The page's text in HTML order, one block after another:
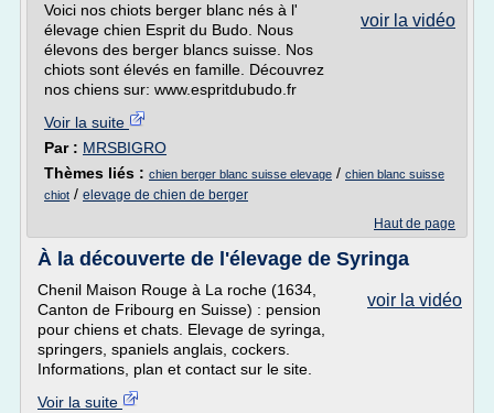
voir la vidéo
Voici nos chiots berger blanc nés à l'
élevage chien Esprit du Budo. Nous
élevons des berger blancs suisse. Nos
chiots sont élevés en famille. Découvrez
nos chiens sur: www.espritdubudo.fr
Voir la suite
Par : MRSBIGRO
Thèmes liés : chien berger blanc suisse elevage / chien blanc suisse
chiot / elevage de chien de berger
Haut de page
À la découverte de l'élevage de Syringa
voir la vidéo
Chenil Maison Rouge à La roche (1634,
Canton de Fribourg en Suisse) : pension
pour chiens et chats. Elevage de syringa,
springers, spaniels anglais, cockers.
Informations, plan et contact sur le site.
Voir la suite